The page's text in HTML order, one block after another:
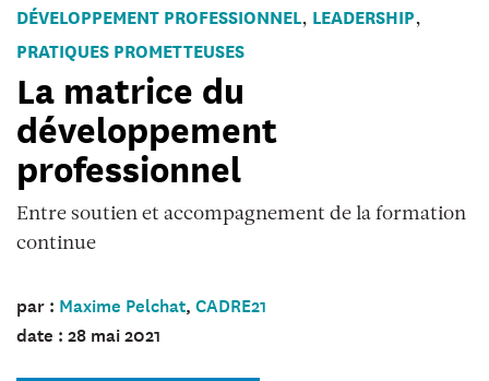
teachers
working
on
computer
DÉVELOPPEMENT PROFESSIONNEL, LEADERSHIP,
PRATIQUES PROMETTEUSES
La matrice du
développement
professionnel
Entre soutien et accompagnement de la formation
continue
par : Maxime Pelchat,CADRE21
date : 28 mai 2021